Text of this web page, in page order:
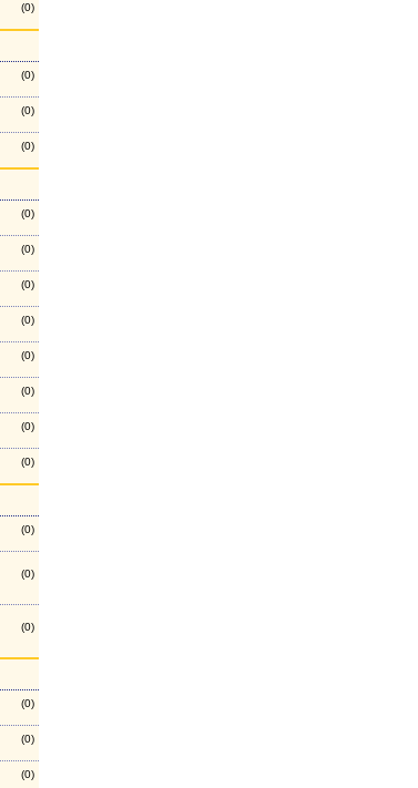
(0)
(0)
(0)
(0)
(0)
(0)
(0)
(0)
(0)
(0)
(0)
(0)
(0)
(0)
(0)
(0)
(0)
(0)